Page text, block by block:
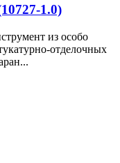
1.0)
из особо
отделочных